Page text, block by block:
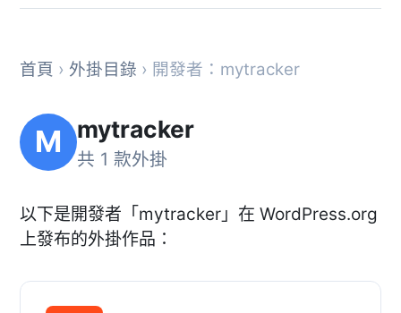
首頁 › 外掛目錄 › 開發者：mytracker
M mytracker
共 1 款外掛
以下是開發者「mytracker」在 WordPress.org
上發布的外掛作品：